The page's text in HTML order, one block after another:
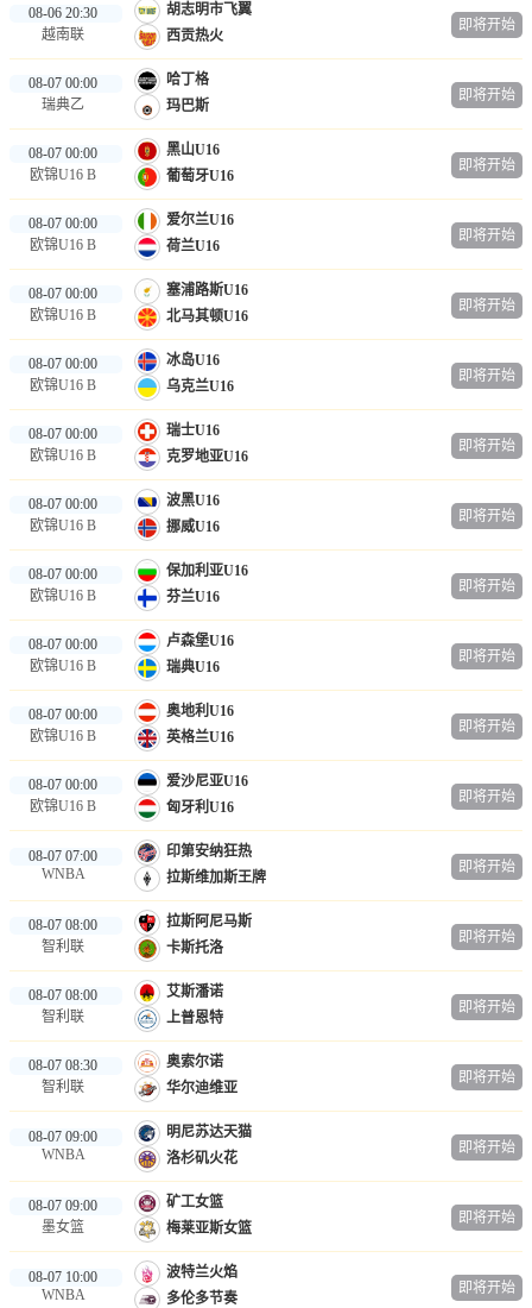
08-06 20:30
越南联
胡志明市飞翼
西贡热火
即将开始
08-07 00:00
瑞典乙
哈丁格
玛巴斯
即将开始
08-07 00:00
欧锦U16 B
黑山U16
葡萄牙U16
即将开始
08-07 00:00
欧锦U16 B
爱尔兰U16
荷兰U16
即将开始
08-07 00:00
欧锦U16 B
塞浦路斯U16
北马其顿U16
即将开始
08-07 00:00
欧锦U16 B
冰岛U16
乌克兰U16
即将开始
08-07 00:00
欧锦U16 B
瑞士U16
克罗地亚U16
即将开始
08-07 00:00
欧锦U16 B
波黑U16
挪威U16
即将开始
08-07 00:00
欧锦U16 B
保加利亚U16
芬兰U16
即将开始
08-07 00:00
欧锦U16 B
卢森堡U16
瑞典U16
即将开始
08-07 00:00
欧锦U16 B
奥地利U16
英格兰U16
即将开始
08-07 00:00
欧锦U16 B
爱沙尼亚U16
匈牙利U16
即将开始
08-07 07:00
WNBA
印第安纳狂热
拉斯维加斯王牌
即将开始
08-07 08:00
智利联
拉斯阿尼马斯
卡斯托洛
即将开始
08-07 08:00
智利联
艾斯潘诺
上普恩特
即将开始
08-07 08:30
智利联
奥索尔诺
华尔迪维亚
即将开始
08-07 09:00
WNBA
明尼苏达天猫
洛杉矶火花
即将开始
08-07 09:00
墨女篮
矿工女篮
梅莱亚斯女篮
即将开始
08-07 10:00
WNBA
波特兰火焰
多伦多节奏
即将开始